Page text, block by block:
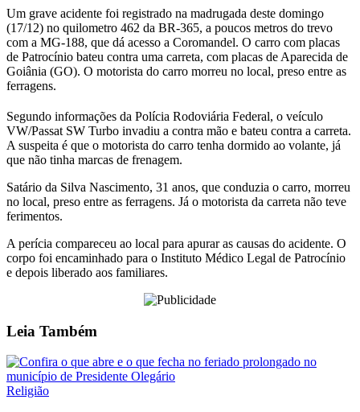
Um grave acidente foi registrado na madrugada deste domingo
(17/12) no quilometro 462 da BR-365, a poucos metros do trevo
com a MG-188, que dá acesso a Coromandel. O carro com placas
de Patrocínio bateu contra uma carreta, com placas de Aparecida de
Goiânia (GO). O motorista do carro morreu no local, preso entre as
ferragens.
Segundo informações da Polícia Rodoviária Federal, o veículo
VW/Passat SW Turbo invadiu a contra mão e bateu contra a carreta.
A suspeita é que o motorista do carro tenha dormido ao volante, já
que não tinha marcas de frenagem.
Satário da Silva Nascimento, 31 anos, que conduzia o carro, morreu
no local, preso entre as ferragens. Já o motorista da carreta não teve
ferimentos.
A perícia compareceu ao local para apurar as causas do acidente. O
corpo foi encaminhado para o Instituto Médico Legal de Patrocínio
e depois liberado aos familiares.
Leia Também
Religião